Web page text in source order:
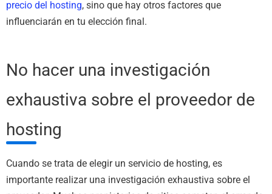
precio del hosting, sino que hay otros factores que
influenciarán en tu elección final.
No hacer una investigación
exhaustiva sobre el proveedor de
hosting
Cuando se trata de elegir un servicio de hosting, es
importante realizar una investigación exhaustiva sobre el